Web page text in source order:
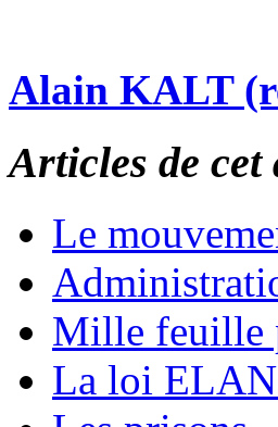
Alain KALT
Articles de cet
Le
Mille feuille
La loi